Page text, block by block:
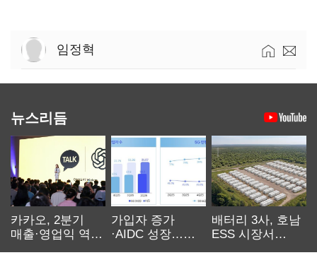
임정혁
뉴스리듬
카카오, 2분기
매출·영업익 역대
가입자 증가
·AIDC 성장…
배터리 3사, 호남
ESS 시장서